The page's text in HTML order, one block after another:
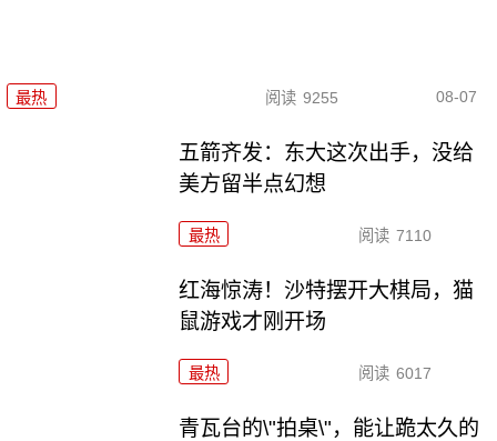
最热 阅读 9255 08-07
五箭齐发：东大这次出手，没给
美方留半点幻想
最热 阅读 7110
红海惊涛！沙特摆开大棋局，猫
鼠游戏才刚开场
最热 阅读 6017
青瓦台的\"拍桌\"，能让跪太久的